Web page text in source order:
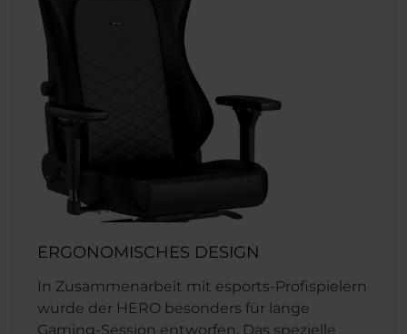
ERGONOMISCHES DESIGN
In Zusammenarbeit mit esports-Profispielern
wurde der HERO besonders für lange
Gaming-Session entworfen. Das spezielle